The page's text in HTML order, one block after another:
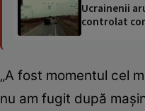
Ucrainenii
controlat
„A fost momentul cel
nu am fugit după